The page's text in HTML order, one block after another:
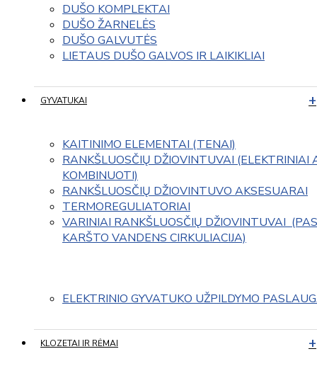
DUŠO KOMPLEKTAI
DUŠO ŽARNELĖS
DUŠO GALVUTĖS
LIETAUS DUŠO GALVOS IR LAIKIKLIAI
GYVATUKAI
KAITINIMO ELEMENTAI (TENAI)
RANKŠLUOSČIŲ DŽIOVINTUVAI (ELEKTRINIAI
KOMBINUOTI)
RANKŠLUOSČIŲ DŽIOVINTUVO AKSESUARAI
TERMOREGULIATORIAI
VARINIAI RANKŠLUOSČIŲ DŽIOVINTUVAI
KARŠTO VANDENS CIRKULIACIJA)
ELEKTRINIO GYVATUKO UŽPILDYMO
KLOZETAI IR RĖMAI